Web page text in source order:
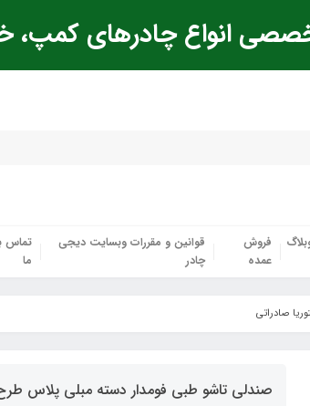
انواع چادرهای کمپ،
فروش
عمده
قوانین و مقررات وبسایت دیجی
چادر
تماس
ما
صادراتی
صندلی تاشو طبی فومدار دسته مبلی پلاس طرح